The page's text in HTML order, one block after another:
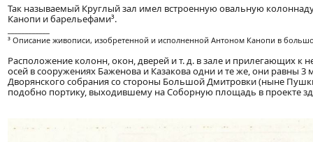
Так называемый Круглый зал имел встроенную овальную
Канопи и барельефами³.
³ Описание живописи, изобретенной и исполненной Антоном Канопи в
Расположение колонн, окон, дверей и т. д. в зале и прилегающих
осей в сооружениях Баженова и Казакова одни и те же, они равны
Дворянского собрания со стороны Большой Дмитровки (ныне
подобно портику, выходившему на Соборную площадь в проекте